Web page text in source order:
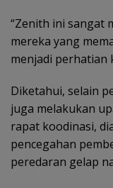
“Zenith ini sangat
mereka yang
menjadi perhatian
Diketahui, selain
juga melakukan
rapat koodinasi,
pencegahan
peredaran gelap